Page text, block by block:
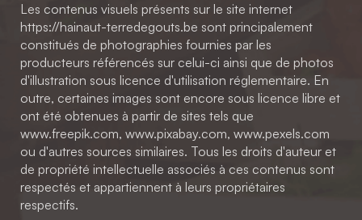
Les contenus visuels présents sur le site internet
https://hainaut-terredegouts.be sont principalement
constitués de photographies fournies par les
producteurs référencés sur celui-ci ainsi que de photos
d'illustration sous licence d'utilisation réglementaire. En
outre, certaines images sont encore sous licence libre et
ont été obtenues à partir de sites tels que
www.freepik.com, www.pixabay.com, www.pexels.com
ou d'autres sources similaires. Tous les droits d'auteur et
de propriété intellectuelle associés à ces contenus sont
respectés et appartiennent à leurs propriétaires
respectifs.